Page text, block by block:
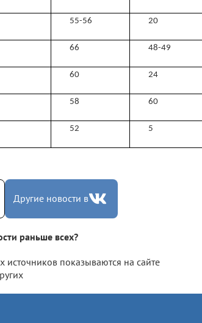
55-56 20
66 48-49
60 24
58 60
52 5
Другие новости в
раньше всех?
источников показываются на сайте